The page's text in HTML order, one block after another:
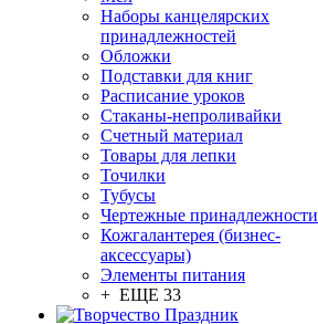
Наборы канцелярских
принадлежностей
Обложки
Подставки для книг
Расписание уроков
Стаканы-непроливайки
Счетный материал
Товары для лепки
Точилки
Тубусы
Чертежные принадлежности
Кожгалантерея (бизнес-
аксессуары)
Элементы питания
+ ЕЩЕ 33